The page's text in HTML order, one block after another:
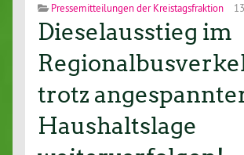
Pressemitteilungen der Kreistagsfraktion
Dieselausstieg im
trotz
Haushaltslage